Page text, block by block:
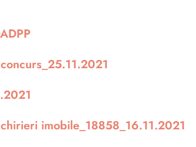
imobile_18858_16.11.2021